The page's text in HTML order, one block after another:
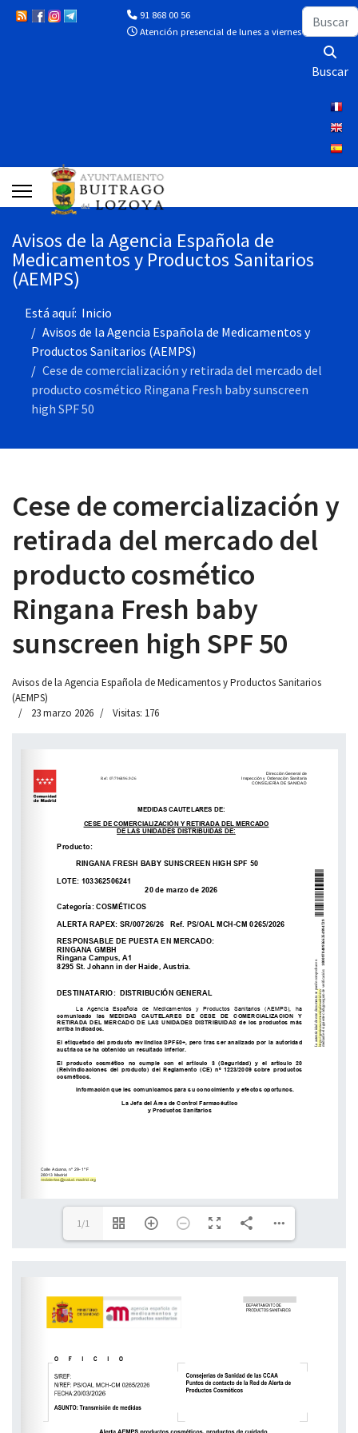
91 868 00 56
Atención presencial de lunes a viernes de 10:00 a
Buscar
Buscar
Avisos de la Agencia Española de
Medicamentos y Productos Sanitarios
(AEMPS)
Está aquí: Inicio
Avisos de la Agencia Española de Medicamentos y
Productos Sanitarios (AEMPS)
Cese de comercialización y retirada del mercado del
producto cosmético Ringana Fresh baby sunscreen
high SPF 50
Cese de comercialización y
retirada del mercado del
producto cosmético
Ringana Fresh baby
sunscreen high SPF 50
Avisos de la Agencia Española de Medicamentos y Productos Sanitarios
(AEMPS)
23 marzo 2026
Visitas: 176
redalertas@salud.madrid.org
https://gestiona.comunidad.madrid/csv
1/1